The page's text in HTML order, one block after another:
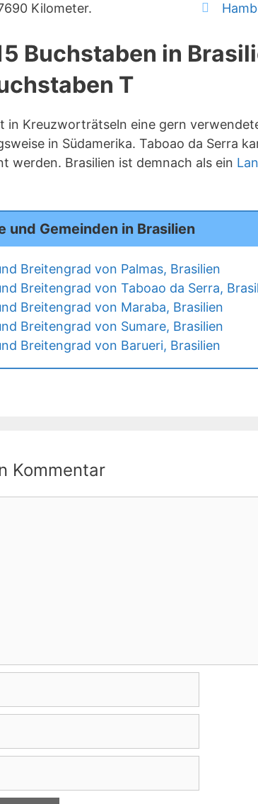
Kilometer.
Buchstaben in
T
in Kreuzworträtseln eine gern
in Südamerika. Taboao da Serra
werden. Brasilien ist demnach als ein
und Gemeinden in Brasilien
Breitengrad von Palmas, Brasilien
Breitengrad von Taboao da Serra,
Breitengrad von Maraba, Brasilien
Breitengrad von Sumare, Brasilien
Breitengrad von Barueri, Brasilien
Kommentar